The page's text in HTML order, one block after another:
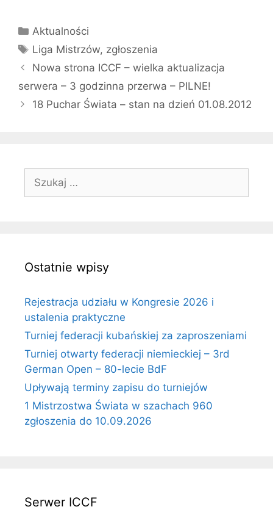
Kategorie
Aktualności
Tagi
Liga Mistrzów, zgłoszenia
Nowa strona ICCF – wielka aktualizacja
serwera – 3 godzinna przerwa – PILNE!
18 Puchar Świata – stan na dzień 01.08.2012
Ostatnie wpisy
Rejestracja udziału w Kongresie 2026 i
ustalenia praktyczne
Turniej federacji kubańskiej za zaproszeniami
Turniej otwarty federacji niemieckiej – 3rd
German Open – 80-lecie BdF
Upływają terminy zapisu do turniejów
1 Mistrzostwa Świata w szachach 960
zgłoszenia do 10.09.2026
Serwer ICCF